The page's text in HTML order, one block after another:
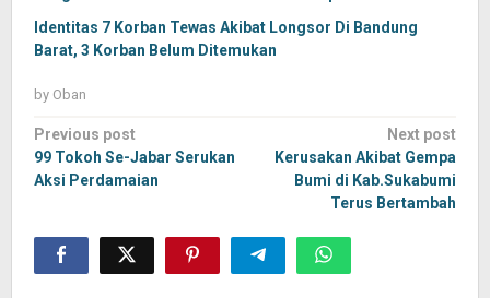
Identitas 7 Korban Tewas Akibat Longsor Di Bandung
Barat, 3 Korban Belum Ditemukan
by Oban
Post
navigation
Previous post
99 Tokoh Se-Jabar Serukan
Aksi Perdamaian
Next post
Kerusakan Akibat Gempa
Bumi di Kab.Sukabumi
Terus Bertambah